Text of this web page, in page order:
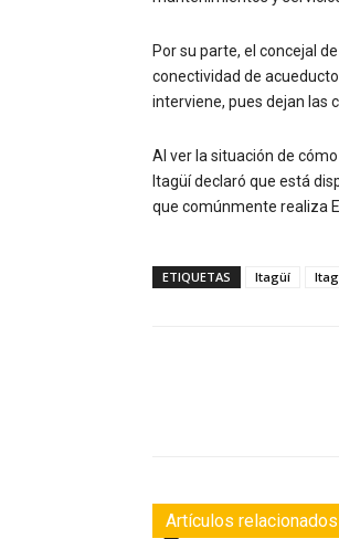
Por su parte, el concejal
conectividad de
interviene, pues dejan las
Al ver la situación de
Itagüí declaró que está
que comúnmente realiza
ETIQUETAS Itagüí
Artículos relacionados